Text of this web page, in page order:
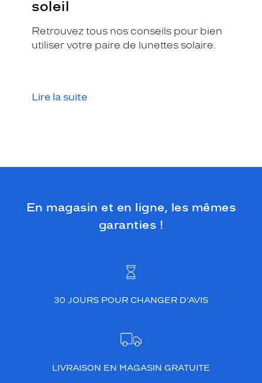
soleil
Retrouvez tous nos conseils pour bien
utiliser votre paire de lunettes solaire.
Lire la suite
En magasin et en ligne, les mêmes
garanties !
30 JOURS POUR CHANGER D’AVIS
LIVRAISON EN MAGASIN GRATUITE